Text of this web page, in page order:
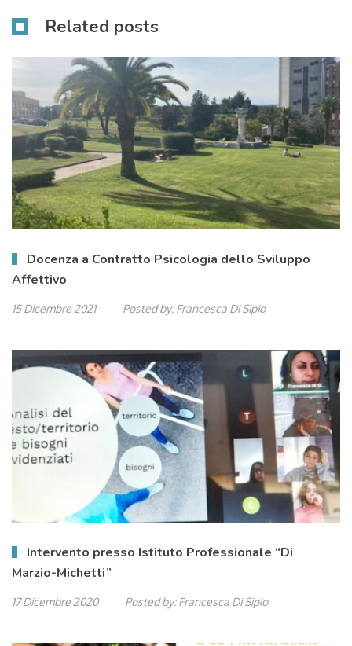
Related posts
Docenza a Contratto Psicologia dello Sviluppo
Affettivo
15 Dicembre 2021 Posted by: Francesca Di Sipio
Intervento presso Istituto Professionale “Di
Marzio-Michetti”
17 Dicembre 2020 Posted by: Francesca Di Sipio